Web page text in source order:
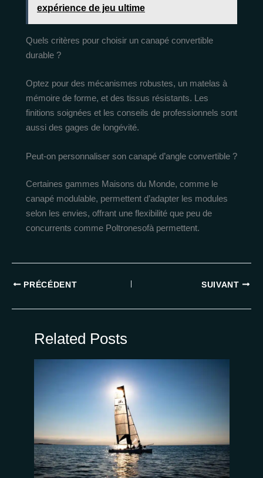
expérience de jeu ultime
Quels critères pour choisir un canapé convertible
durable ?
Optez pour des mécanismes robustes, un matelas à
mémoire de forme, et des tissus résistants. Les
finitions soignées et les conseils de professionnels sont
aussi des gages de longévité.
Peut-on personnaliser son canapé d’angle convertible ?
Certaines gammes Maisons du Monde, comme le
canapé modulable, permettent d’adapter les modules
selon les envies, offrant une flexibilité que peu de
concurrents comme Poltronesofà permettent.
PRÉCÉDENT SUIVANT
Related Posts